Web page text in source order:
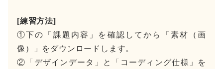
[練習方法]
①下の「課題内容」を確認してから「素材（画
像）」をダウンロードします。
②「デザインデータ」と「コーディング仕様」を